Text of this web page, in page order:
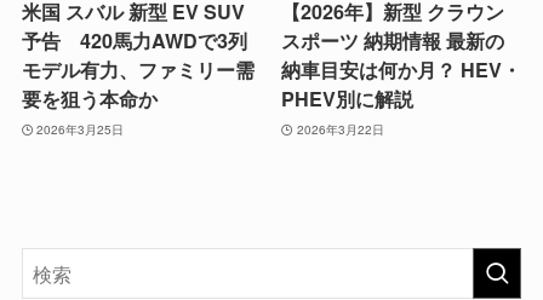
米国 スバル 新型 EV SUV
予告 420馬力AWDで3列
モデル有力、ファミリー需
要を狙う本命か
2026年3月25日
【2026年】新型 クラウン
スポーツ 納期情報 最新の
納車目安は何か月？ HEV・
PHEV別に解説
2026年3月22日